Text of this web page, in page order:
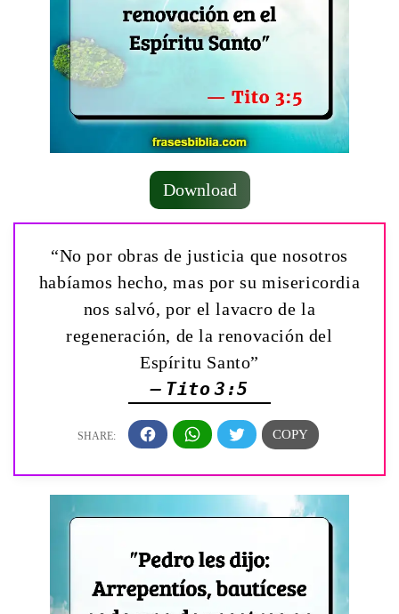
Download
“No por obras de justicia que nosotros
habíamos hecho, mas por su misericordia
nos salvó, por el lavacro de la
regeneración, de la renovación del
Espíritu Santo”
— Tito 3:5